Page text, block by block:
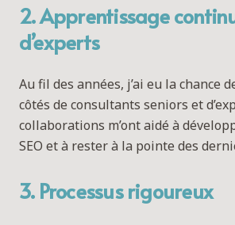
2. Apprentissage
d’experts
Au fil des années, j’ai eu la chance
côtés de consultants seniors et
collaborations m’ont aidé à
SEO et à rester à la pointe des
3. Processus rigoureux